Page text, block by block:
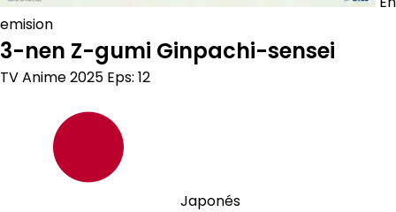
emision
3-nen Z-gumi Ginpachi-sensei
TV Anime2025 Eps: 12
Japonés